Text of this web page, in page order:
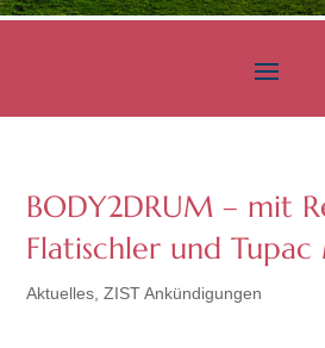
BODY2DRUM – mit
Flatischler und
Aktuelles ,ZIST Ankündigungen